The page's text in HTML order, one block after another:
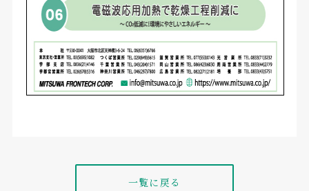
一覧に戻る